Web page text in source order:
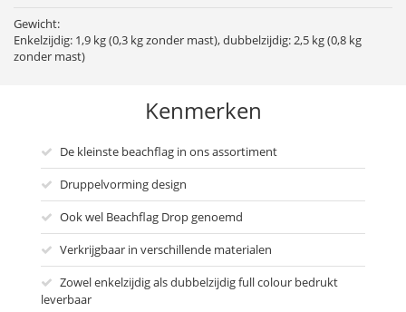
Gewicht:
Enkelzijdig: 1,9 kg (0,3 kg zonder mast), dubbelzijdig: 2,5 kg (0,8 kg
zonder mast)
Kenmerken
De kleinste beachflag in ons assortiment
Druppelvorming design
Ook wel Beachflag Drop genoemd
Verkrijgbaar in verschillende materialen
Zowel enkelzijdig als dubbelzijdig full colour bedrukt
leverbaar